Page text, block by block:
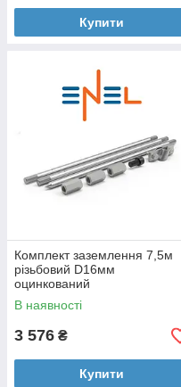
Купити
Комплект заземлення 7,5м
різьбовий D16мм
оцинкований
В наявності
3 576 ₴
Купити